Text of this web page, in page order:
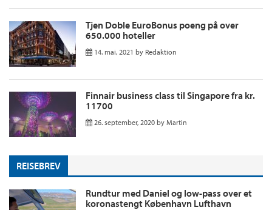
Tjen Doble EuroBonus poeng på over
650.000 hoteller
14. mai, 2021 by Redaktion
Finnair business class til Singapore fra kr.
11700
26. september, 2020 by Martin
REISEBREV
Rundtur med Daniel og low-pass over et
koronastengt København Lufthavn